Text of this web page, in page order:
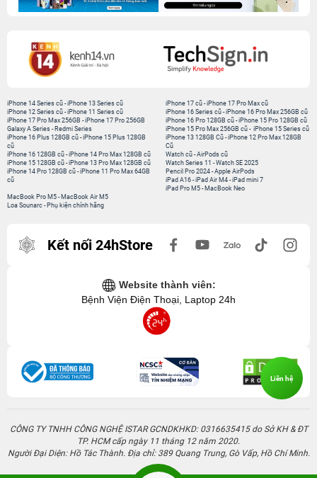
iPhone 14 Series cũ -iPhone 13 Series cũ
iPhone 12 Series cũ -iPhone 11 Series cũ
iPhone 17 Pro Max 256GB -iPhone 17 Pro 256GB
Galaxy A Series - Redmi Series
iPhone 17 cũ -iPhone 17 Pro Max cũ
iPhone 16 Series cũ - iPhone 16 Pro Max 256GB cũ
iPhone 16 Pro 128GB cũ -iPhone 15 Pro 128GB cũ
iPhone 15 Pro Max 256GB cũ - iPhone 15 Series cũ
iPhone 16 Plus 128GB cũ -iPhone 15 Plus 128GB
cũ
iPhone 16 128GB cũ -iPhone 14 Pro Max 128GB cũ
iPhone 15 128GB cũ -iPhone 13 Pro Max 128GB cũ
iPhone 14 Pro 128GB cũ -iPhone 11 Pro Max 64GB
cũ
iPhone 13 128GB Cũ -iPhone 12 Pro Max 128GB
Cũ
Watch cũ -AirPods cũ
Watch Series 11 -Watch SE 2025
Pencil Pro 2024 -Apple AirPods
iPad A16 -iPad Air M4 -iPad mini 7
iPad Pro M5 - MacBook Neo
MacBook Pro M5 - MacBook Air M5
Loa Sounarc - Phụ kiện chính hãng
Kết nối 24hStore
Website thành viên:
Bệnh Viện Điện Thoại, Laptop 24h
CÔNG TY TNHH CÔNG NGHỆ ISTAR GCNDKHKD: 0316635415 do Sở KH & ĐT
TP. HCM cấp ngày 11 tháng 12 năm 2020.
Người Đại Diện: Hồ Tác Thành. Địa chỉ: 389 Quang Trung, Gò Vấp, Hồ Chí Minh.
Liên hệ